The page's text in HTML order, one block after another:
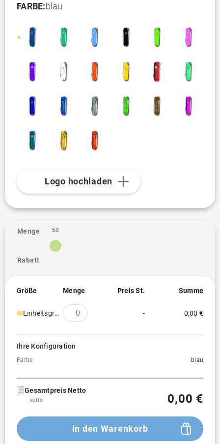
FARBE:blau
Logo hochladen
Menge
Rabatt
68
Größe Menge Preis St. Summe
Einheitsgröße - 0,00 €
Ihre Konfiguration
Farbe blau
Gesamtpreis Netto
netto 0,00 €
In den Warenkorb